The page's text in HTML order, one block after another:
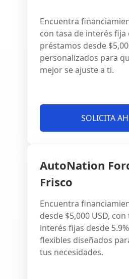
Encuentra
con tasa de interés fija
préstamos desde
personalizados para
mejor se ajuste a ti.
SOLICITA
AutoNation
Frisco
Encuentra
desde $5,000 USD,
interés fijas desde
flexibles diseñados
tus necesidades.